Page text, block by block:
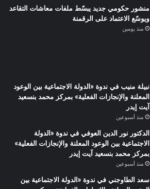
منشور حكومي جديد يبسّط ملفات معاشات التقاعد
ويوسّع الاعتماد على الرقمنة
منذ يومين
نبيلة منيب في ندوة «الدولة الاجتماعية بين الوعود
المعلنة والإنجازات الفعلية» بمركز محمد بنسعيد
آيت إيدر
منذ أسبوعين
الدكتور نور الدين العوفي في ندوة «الدولة
الاجتماعية بين الوعود المعلنة والإنجازات الفعلية»
بمركز محمد بنسعيد آيت إيدر
منذ أسبوعين
سعد الطاوجني في ندوة «الدولة الاجتماعية بين